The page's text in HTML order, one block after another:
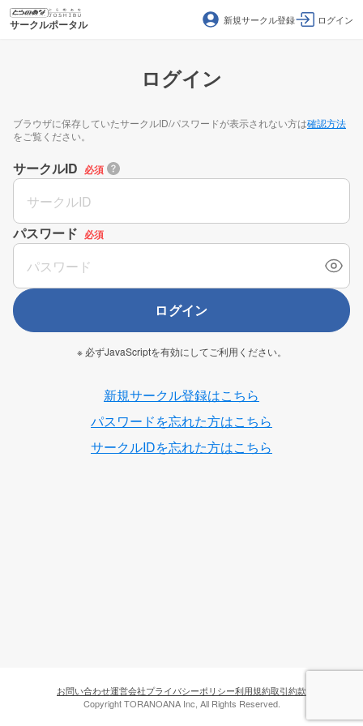
サークルポータル 新規サークル登録 ログイン
ログイン
ブラウザに保存していたサークルID/パスワードが表示されない方は確認方法
をご覧ください。
サークルID 必須
パスワード 必須
ログイン
※ 必ずJavaScriptを有効にしてご利用ください。
新規サークル登録はこちら
パスワードを忘れた方はこちら
サークルIDを忘れた方はこちら
お問い合わせ運営会社プライバシーポリシー利用規約取引約款
Copyright TORANOANA Inc, All Rights Reserved.